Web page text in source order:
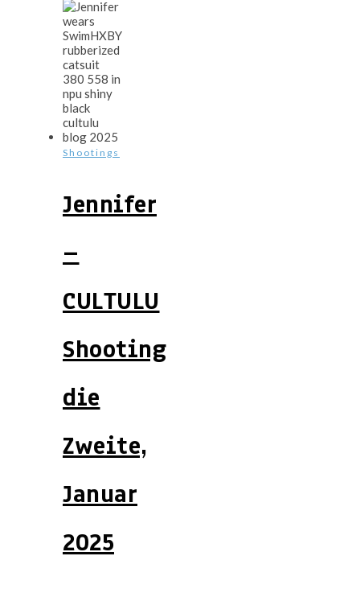
Shootings
Jennifer
–
CULTULU
Shooting
die
Zweite,
Januar
2025